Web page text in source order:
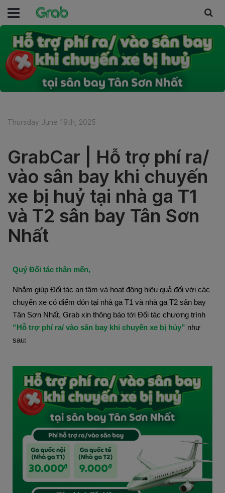
Thursday June 19th, 2025
GrabCar | Hỗ trợ phí ra/
vào sân bay khi chuyến
xe bị huỷ tại nhà ga T1
và T2 sân bay Tân Sơn
Nhất
Quý Đối tác thân mến,
Nhằm giúp Đối tác an tâm và hoạt động hiệu quả đối với các
chuyến xe có điểm đón tại nhà ga T1 và nhà ga T2 sân bay
Tân Sơn Nhất, Grab xin thông báo tới Đối tác chương trình
“Hỗ trợ phí ra/ vào sân bay khi chuyến xe bị hủy” như
sau: